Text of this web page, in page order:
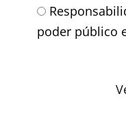
poder público